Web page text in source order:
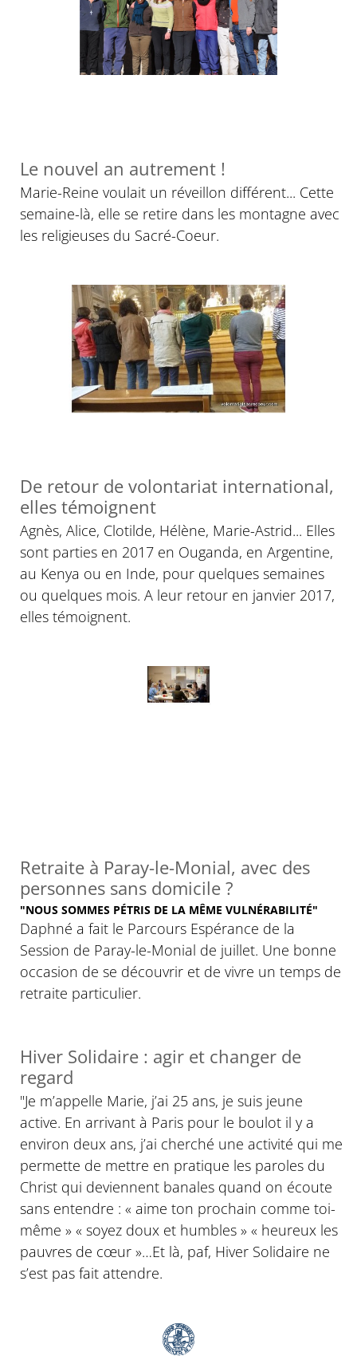
Le nouvel an autrement !
Marie-Reine voulait un réveillon différent... Cette
semaine-là, elle se retire dans les montagne avec
les religieuses du Sacré-Coeur.
De retour de volontariat international,
elles témoignent
Agnès, Alice, Clotilde, Hélène, Marie-Astrid... Elles
sont parties en 2017 en Ouganda, en Argentine,
au Kenya ou en Inde, pour quelques semaines
ou quelques mois. A leur retour en janvier 2017,
elles témoignent.
Retraite à Paray-le-Monial, avec des
personnes sans domicile ?
"NOUS SOMMES PÉTRIS DE LA MÊME VULNÉRABILITÉ"
Daphné a fait le Parcours Espérance de la
Session de Paray-le-Monial de juillet. Une bonne
occasion de se découvrir et de vivre un temps de
retraite particulier.
Hiver Solidaire : agir et changer de
regard
"Je m’appelle Marie, j’ai 25 ans, je suis jeune
active. En arrivant à Paris pour le boulot il y a
environ deux ans, j’ai cherché une activité qui me
permette de mettre en pratique les paroles du
Christ qui deviennent banales quand on écoute
sans entendre : « aime ton prochain comme toi-
même » « soyez doux et humbles » « heureux les
pauvres de cœur »…Et là, paf, Hiver Solidaire ne
s’est pas fait attendre.